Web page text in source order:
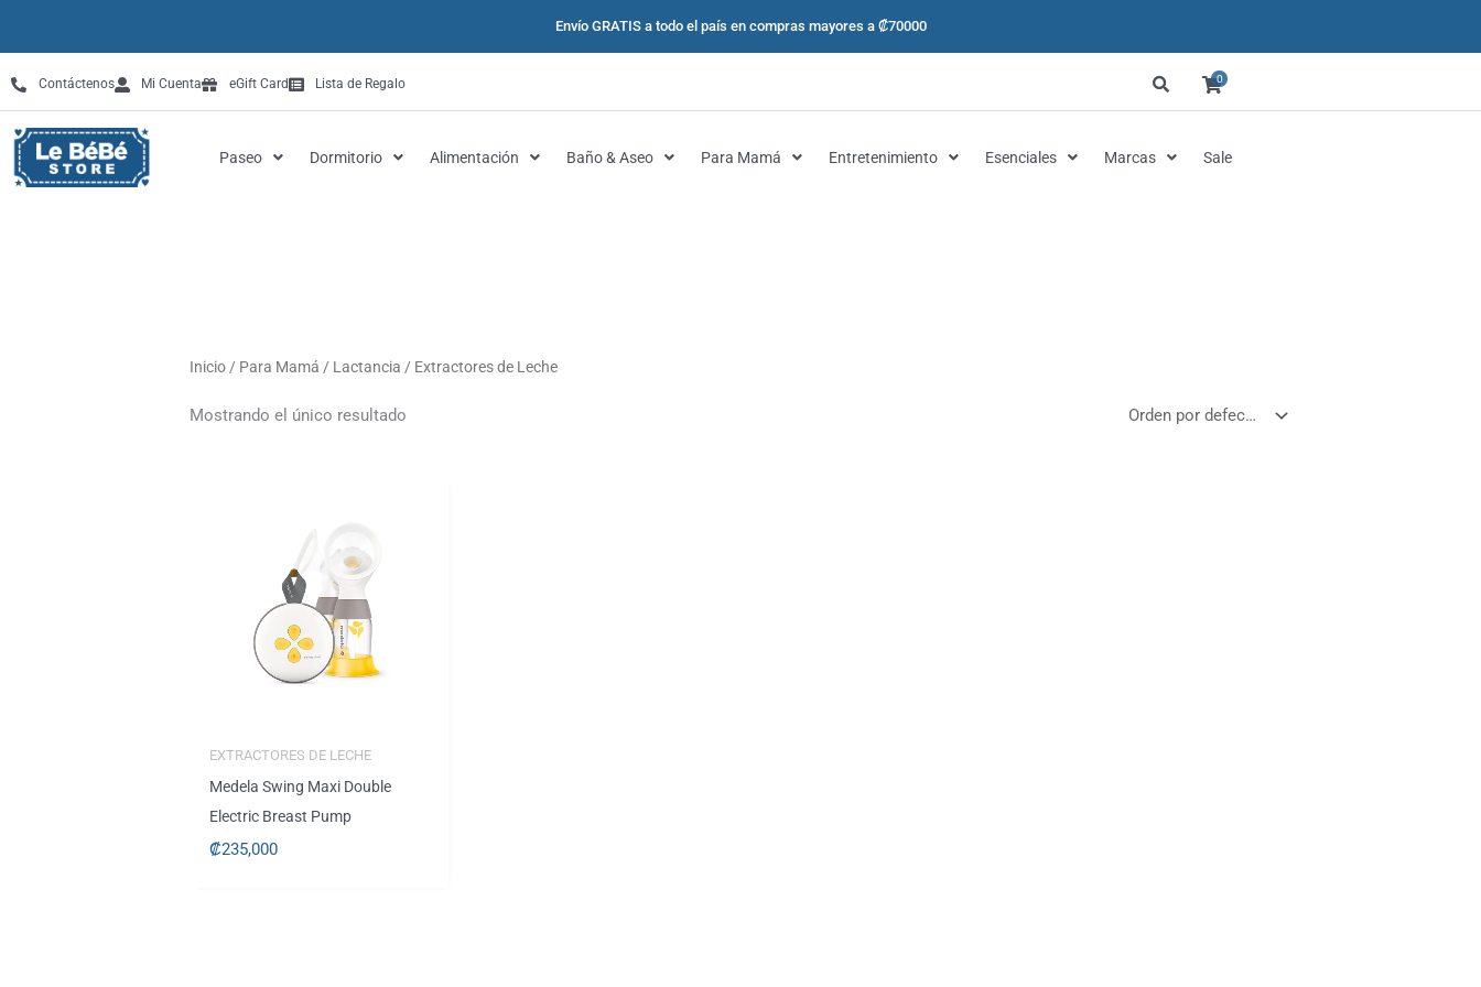
contenido
Envío GRATIS a todo el país en compras mayores a ₡70000
Contáctenos Mi Cuenta eGift Card Lista de Regalo 0
Paseo Dormitorio Alimentación Baño & Aseo Para Mamá Entretenimiento Esenciales Marcas Sale
Inicio / Para Mamá / Lactancia / Extractores de Leche
Mostrando el único resultado
EXTRACTORES DE LECHE
Medela Swing Maxi Double
Electric Breast Pump
₡235,000